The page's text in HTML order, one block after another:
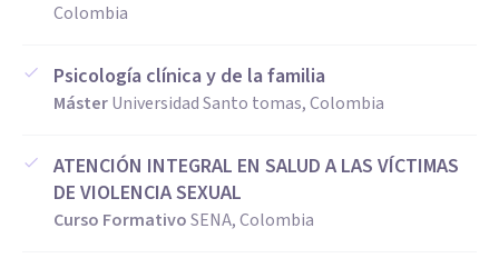
Colombia
Psicología clínica y de la familia
MásterUniversidad Santo tomas, Colombia
ATENCIÓN INTEGRAL EN SALUD A LAS VÍCTIMAS
DE VIOLENCIA SEXUAL
Curso FormativoSENA, Colombia